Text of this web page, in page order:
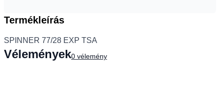
Termékleírás
SPINNER 77/28 EXP TSA
Vélemények0 vélemény